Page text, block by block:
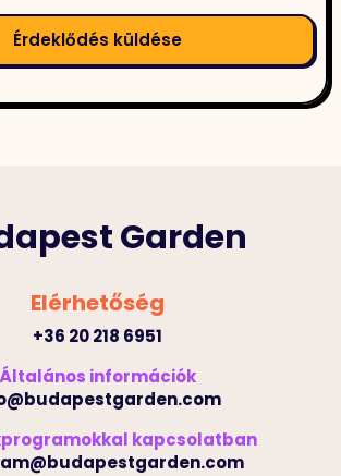
Garden
Elérhetőség
+36 20 218 6951
Általános információk
kapcsolatban